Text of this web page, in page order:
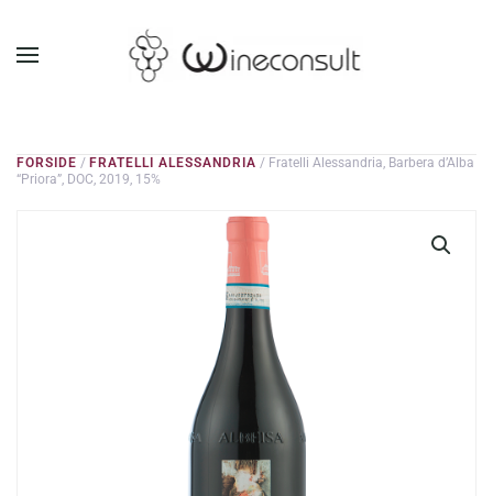
GÅ TIL HOVEDINDHOLD
FORSIDE / FRATELLI ALESSANDRIA / Fratelli Alessandria, Barbera d’Alba
“Priora”, DOC, 2019, 15%